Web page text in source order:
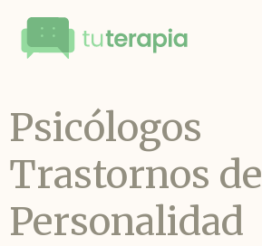
Psicólogos
Trastornos de
Personalidad